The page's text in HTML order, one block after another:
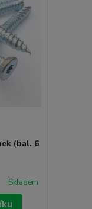
(bal. 6
Skladem